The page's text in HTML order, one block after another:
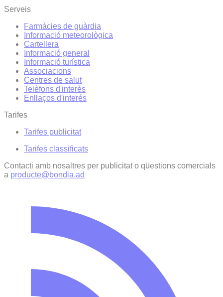
Serveis
Farmàcies de guàrdia
Informació meteorològica
Cartellera
Informació general
Informació turística
Associacions
Centres de salut
Telèfons d'interès
Enllaços d'interés
Tarifes
Tarifes publicitat
Tarifes classificats
Contacti amb nosaltres per publicitat o qüestions comercials
a producte@bondia.ad